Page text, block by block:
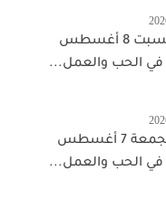
أبراج اليوم السبت 8 أغسطس
أبراج اليوم الجمعة 7 أغسطس